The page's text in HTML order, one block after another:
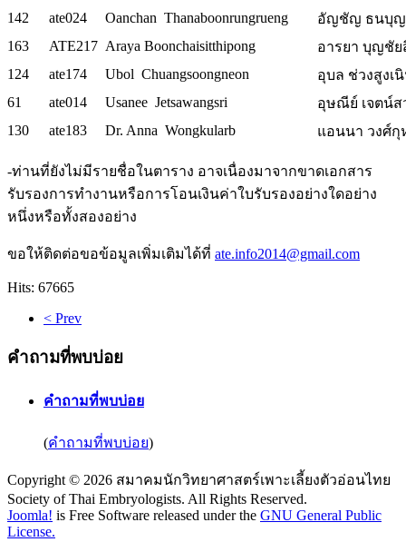
142
ate024 Oanchan Thanaboonrungrueng
อัญชัญ ธนบุญ
163
ATE217 Araya Boonchaisitthipong
อารยา บุญชั
124
ate174 Ubol Chuangsoongneon
อุบล ช่วงสูงเ
61
ate014 Usanee Jetsawangsri
อุษณีย์ เจตน์ส
130
ate183 Dr. Anna Wongkularb แอนนา วงศ์กุ
-ท่านที่ยังไม่มีรายชื่อในตาราง อาจเนื่องมาจากขาดเอกสาร
รับรองการทำงานหรือการโอนเงินค่าใบรับรองอย่างใดอย่าง
หนึ่งหรือทั้งสองอย่าง
ขอให้ติดต่อขอข้อมูลเพิ่มเติมได้ที่ ate.info2014@gmail.com
Hits: 67665
< Prev
คำถามที่พบบ่อย
คำถามที่พบบ่อย
(คำถามที่พบบ่อย)
Copyright © 2026 สมาคมนักวิทยาศาสตร์เพาะเลี้ยงตัวอ่อนไทย
Society of Thai Embryologists. All Rights Reserved.
Joomla! is Free Software released under the GNU General Public
License.